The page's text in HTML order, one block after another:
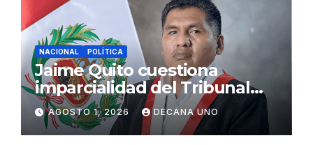
NACIONAL POLÍTICA
Jaime Quito cuestiona
imparcialidad del Tribunal
Constitucional tras liberación
de Ollanta Humala
AGOSTO 1, 2026 DECANA UNO